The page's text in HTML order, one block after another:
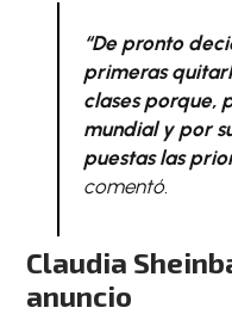
“De pronto
primeras
clases porque,
mundial y por
puestas las
comentó.
Claudia
anuncio